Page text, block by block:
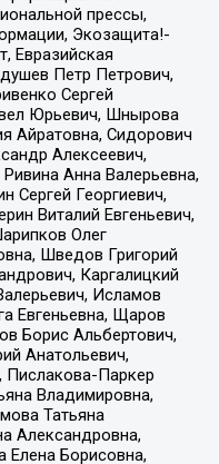
прессы,
Экозащита!-
Евразийская
Петр Петрович,
Сергей
Юрьевич, Шнырова
Айратовна, Сидорович
Алексеевич,
Анна Валерьевна,
Сергей Георгиевич,
Виталий Евгеньевич,
Олег
Шведов Григорий
Каргалицкий
Исламов
Евгеньевна, Щаров
Борис Альбертович,
Анатольевич,
Пислакова-Паркер
Владимировна,
Татьяна
Александровна,
Елена Борисовна,